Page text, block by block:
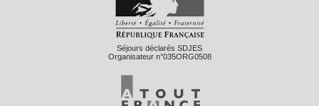
Séjours déclarés SDJES
Organisateur n°035ORG0508